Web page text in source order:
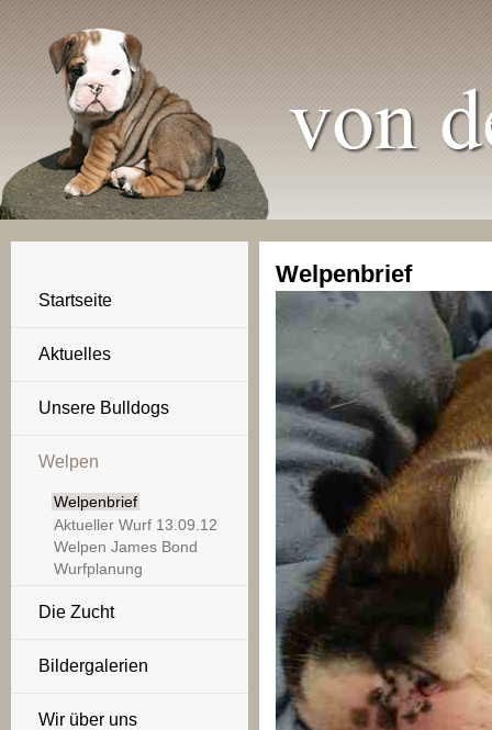
Startseite
Aktuelles
Unsere Bulldogs
Welpen
Welpenbrief
Aktueller Wurf 13.09.12
Welpen James Bond
Wurfplanung
Die Zucht
Bildergalerien
Wir über uns
Welpenbrief